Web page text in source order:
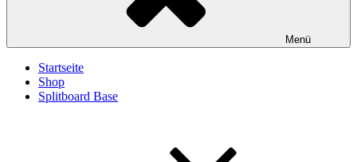
Menü
Startseite
Shop
Splitboard Base